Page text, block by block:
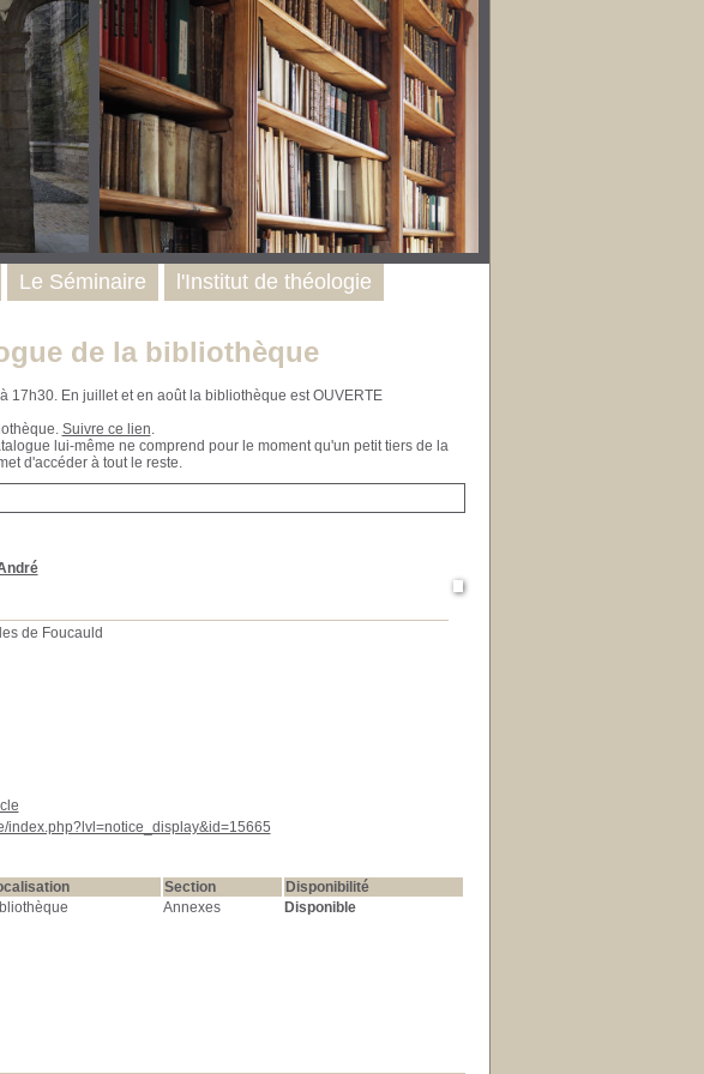
de la bibliothèque
17h30. En juillet et en août la bibliothèque est OUVERTE
Suivre ce lien.
lui-même ne comprend pour le moment qu'un petit tiers de la
d'accéder à tout le reste.
de Foucauld
index.php?lvl=notice_display&id=15665
Section
Disponibilité
Annexes Disponible
Le Séminaire l'Institut de théologie